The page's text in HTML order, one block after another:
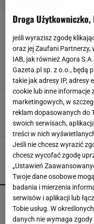
CHARMSY
Charmsy
choinkę.
Klaudia
LA
kolekcję
Redakcja,
POPULARNE
Mandaryna
Ten fason
Droga
jeśli wyrazisz zgodę
oraz jej Zaufani Partnerzy,
IAB, jak również Agora
Gazeta.pl sp. z o.o., będą
takie jak adresy IP, adresy
cookie lub inne informacje
marketingowych, w
reklam dopasowanych do
swoich serwisach,
treści w nich
Jeśli nie chcesz wyrazić
chcesz wycofać zgodę
„Ustawień
Twoje dane osobowe
badania i mierzenia
serwisów i aplikacji lub
Tobie usług. W
danych nie wymaga